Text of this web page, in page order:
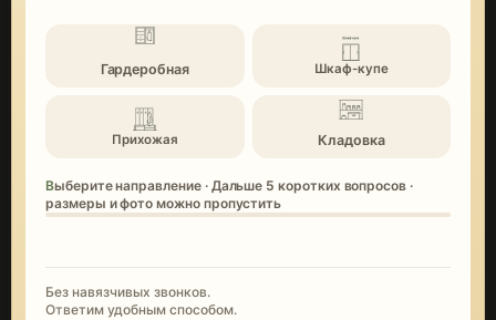
Гардеробная Шкаф-купе
Прихожая Кладовка
Выберите направление · Дальше 5 коротких вопросов ·
размеры и фото можно пропустить
Без навязчивых звонков.
Ответим удобным способом.